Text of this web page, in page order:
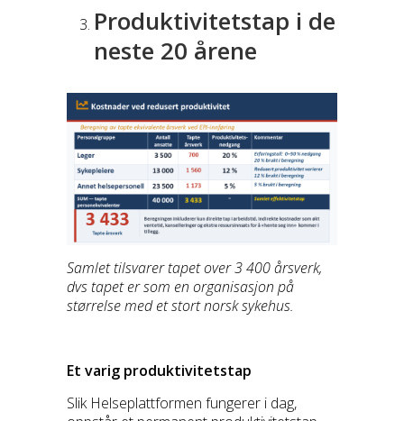
Produktivitetstap i de
neste 20 årene
Samlet tilsvarer tapet over 3 400 årsverk,
dvs tapet er som en organisasjon på
størrelse med et stort norsk sykehus.
Et varig produktivitetstap
Slik Helseplattformen fungerer i dag,